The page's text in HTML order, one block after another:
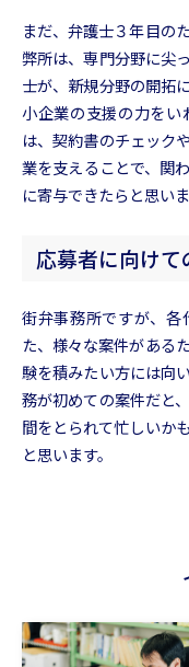
まだ、弁護士３年目の
弊所は、専門分野に尖
士が、新規分野の開拓
小企業の支援の力をい
は、契約書のチェック
業を支えることで、関
に寄与できたらと思いま
応募者に向けて
街弁事務所ですが、各
た、様々な案件がある
験を積みたい方には向
務が初めての案件だと
間をとられて忙しいか
と思います。